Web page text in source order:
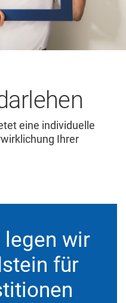
eine individuelle
Ihrer
wir
für